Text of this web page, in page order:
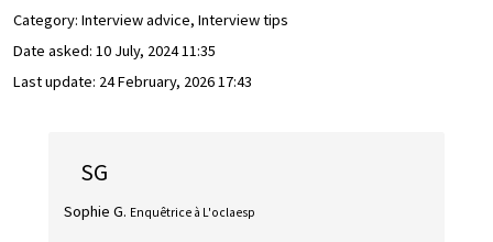
Category: Interview advice, Interview tips
Date asked: 10 July, 2024 11:35
Last update: 24 February, 2026 17:43
SG
Sophie G. Enquêtrice à L'oclaesp